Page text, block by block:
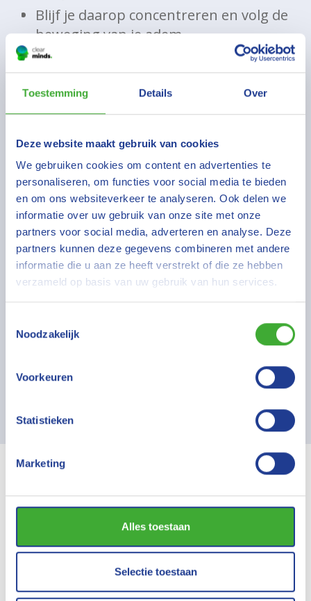
Toestemming Details Over
Deze website maakt gebruik van cookies
We gebruiken cookies om content en advertenties te
personaliseren, om functies voor social media te bieden
en om ons websiteverkeer te analyseren. Ook delen we
informatie over uw gebruik van onze site met onze
partners voor social media, adverteren en analyse. Deze
partners kunnen deze gegevens combineren met andere
informatie die u aan ze heeft verstrekt of die ze hebben
verzameld op basis van uw gebruik van hun services.
Noodzakelijk
Voorkeuren
Statistieken
Marketing
Alles toestaan
Selectie toestaan
Blijf je daarop concentreren en volg de
beweging van je adem
Als er gedachten binnenkomen richt
je de aandacht weer rustig op je adem
Oefen dat geduldig
rustig uit deze ontspanning en ga je
verder met de activiteiten van de dag
Wat doet de oefening?
Deze ontspant je lichaam en brengt
het hart- en ademritme omlaag
Reduceert stresshormonen
Brengt een kalme hersengolf
Activeert het spijsverteringsstelsel
Heb je vragen of wil je
kennismaken?
Neem gerust contact met ons op